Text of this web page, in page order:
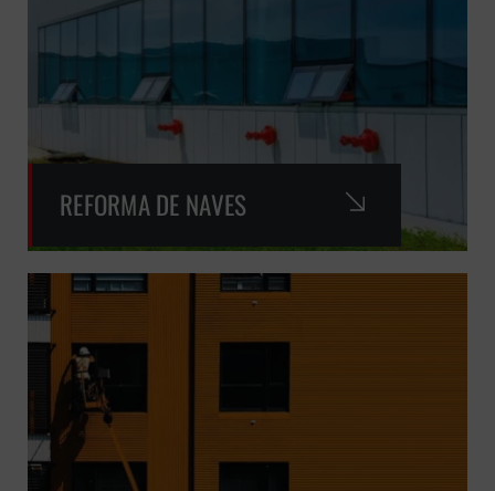
REFORMA DE NAVES